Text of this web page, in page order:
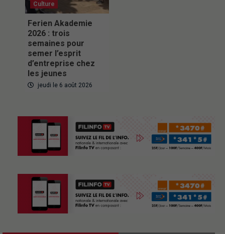
Culture
Ferien Akademie
2026 : trois
semaines pour
semer l’esprit
d’entreprise chez
les jeunes
jeudi le 6 août 2026